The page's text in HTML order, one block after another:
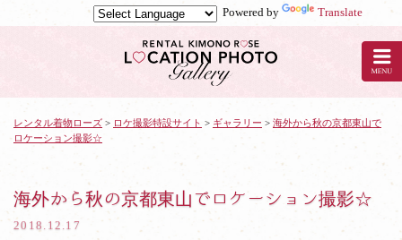
Powered by
Translate
ル
ー
レンタル着物ローズ > ロケ撮影特設サイト > ギャラリー > 海外から秋の京都東山で
ロケーション撮影☆
海外から秋の京都東山でロケーション撮影☆
2018.12.17